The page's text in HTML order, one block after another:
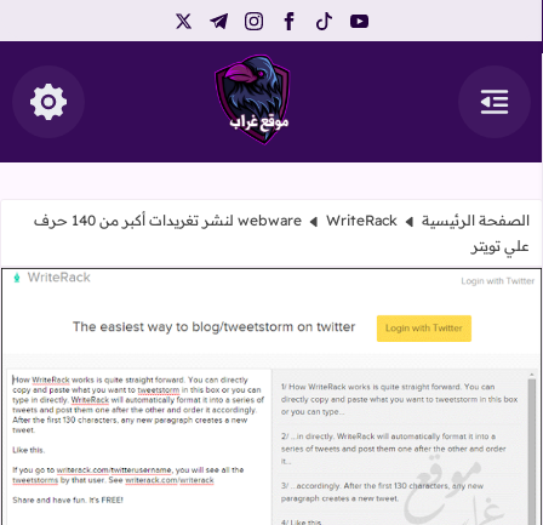
youtube
tiktok
facebook
instagram
telegram
x
القائمة موقع غراب إظهار
الصفحة الرئيسية webware
WriteRack لنشر تغريدات أكبر من 140 حرف
علي تويتر